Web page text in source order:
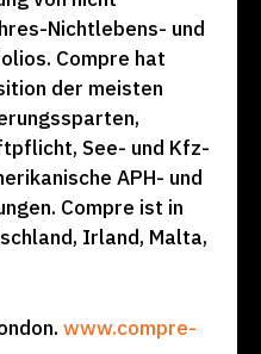
Nichtlebens- und
Compre hat
der meisten
See- und Kfz-
APH- und
Compre ist in
Irland, Malta,
www.compre-